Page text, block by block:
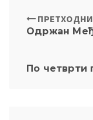
ПРЕТХОДНИ